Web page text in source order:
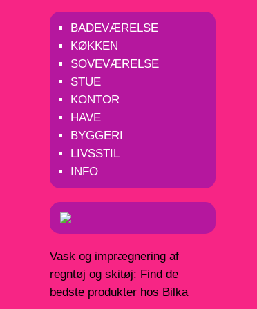
BADEVÆRELSE
KØKKEN
SOVEVÆRELSE
STUE
KONTOR
HAVE
BYGGERI
LIVSSTIL
INFO
Vask og imprægnering af
regntøj og skitøj: Find de
bedste produkter hos Bilka